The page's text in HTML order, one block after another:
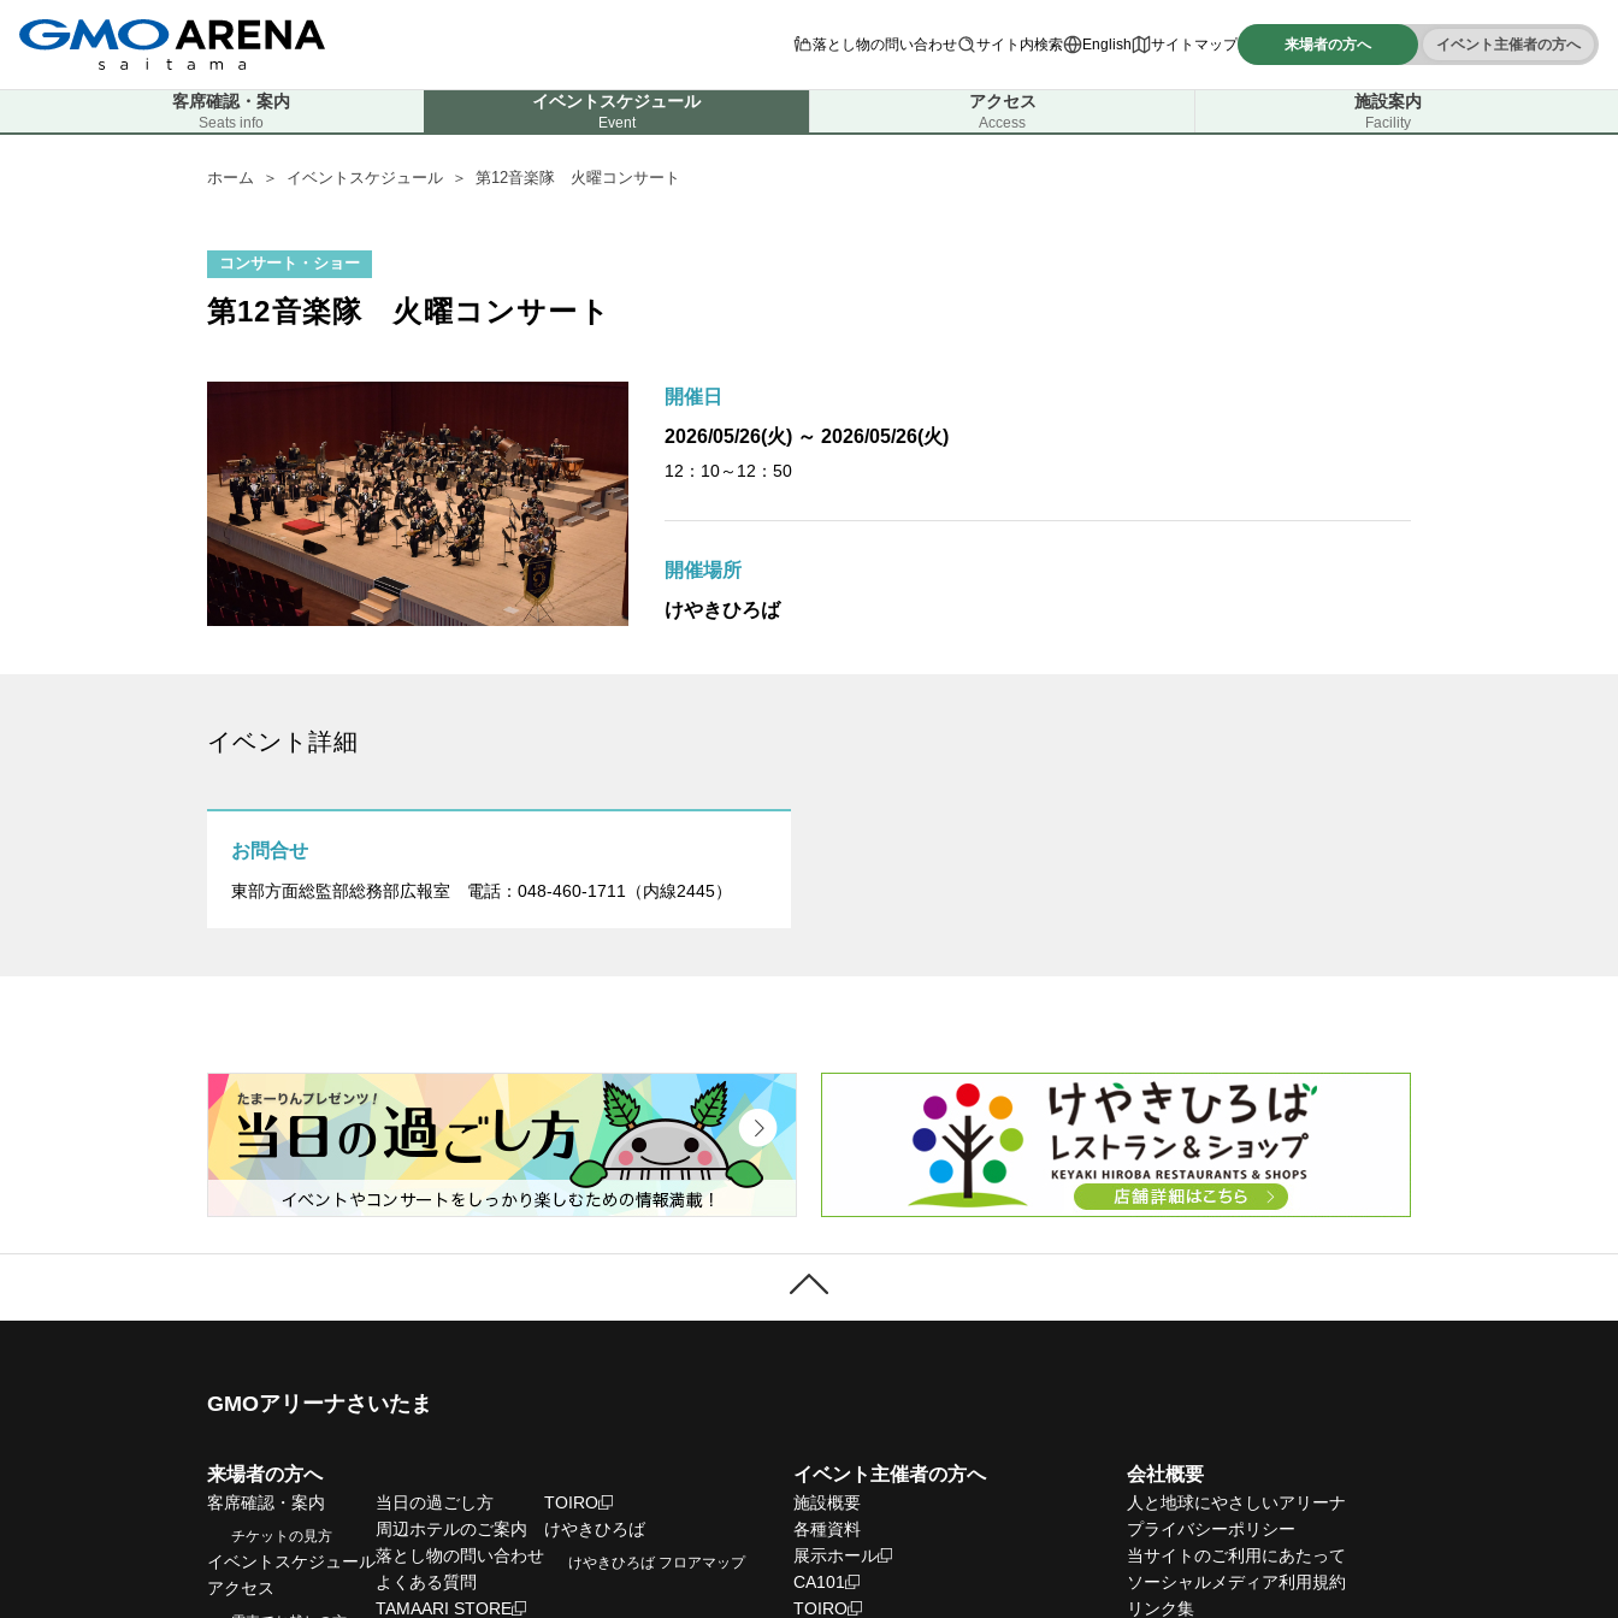
落とし物の問い合わせ サイト内検索 English サイトマップ 来場者の方へ イベント主催者の方へ
客席確認・案内
Seats info
イベントスケジュール
Event
アクセス
Access
施設案内
Facility
ホーム ＞ イベントスケジュール ＞ 第12音楽隊 火曜コンサート
コンサート・ショー
第12音楽隊 火曜コンサート
開催日
2026/05/26(火) ～ 2026/05/26(火)
12：10～12：50
開催場所
けやきひろば
イベント詳細
お問合せ
東部方面総監部総務部広報室 電話：048-460-1711（内線2445）
GMOアリーナさいたま
来場者の方へ
客席確認・案内
チケットの見方
イベントスケジュール
アクセス
当日の過ごし方
周辺ホテルのご案内
落とし物の問い合わせ
よくある質問
TAMAARI STORE
TOIRO
けやきひろば
けやきひろば フロアマップ
イベント主催者の方へ
施設概要
各種資料
展示ホール
CA101
TOIRO
会社概要
人と地球にやさしいアリーナ
プライバシーポリシー
当サイトのご利用にあたって
ソーシャルメディア利用規約
リンク集